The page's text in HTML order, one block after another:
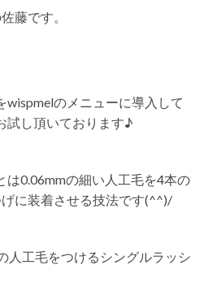
藤です。
wispmelのメニューに導入して
試し頂いております♪
は0.06mmの細い人工毛を4本の
に装着させる技法です(^^)/
人工毛をつけるシングルラッシ